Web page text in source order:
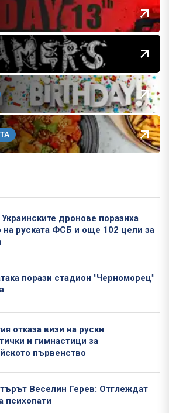
дронове поразиха
на руската ФСБ и още 102 цели за
порази стадион "Черноморец"
отказа визи на руски
и гимнастици за
първенство
Веселин Герев: Отглеждат
психопати